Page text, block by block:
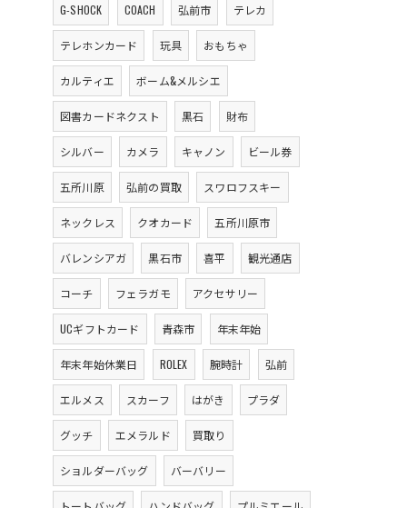
G-SHOCK COACH 弘前市 テレカ
テレホンカード 玩具 おもちゃ
カルティエ ボーム&メルシエ
図書カードネクスト 黒石 財布
シルバー カメラ キャノン ビール券
五所川原 弘前の買取 スワロフスキー
ネックレス クオカード 五所川原市
バレンシアガ 黒石市 喜平 観光通店
コーチ フェラガモ アクセサリー
UCギフトカード 青森市 年末年始
年末年始休業日 ROLEX 腕時計 弘前
エルメス スカーフ はがき プラダ
グッチ エメラルド 買取り
ショルダーバッグ バーバリー